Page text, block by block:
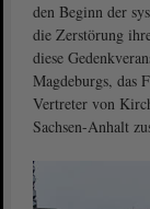
den Beginn der
die Zerstörung
diese
Magdeburgs, das
Vertreter von
Sachsen-Anhalt